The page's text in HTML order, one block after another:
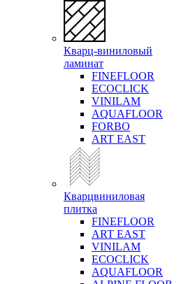
Кварц-виниловый
ламинат
FINEFLOOR
ECOCLICK
VINILAM
AQUAFLOOR
FORBO
ART EAST
Кварцвиниловая
плитка
FINEFLOOR
ART EAST
VINILAM
ECOCLICK
AQUAFLOOR